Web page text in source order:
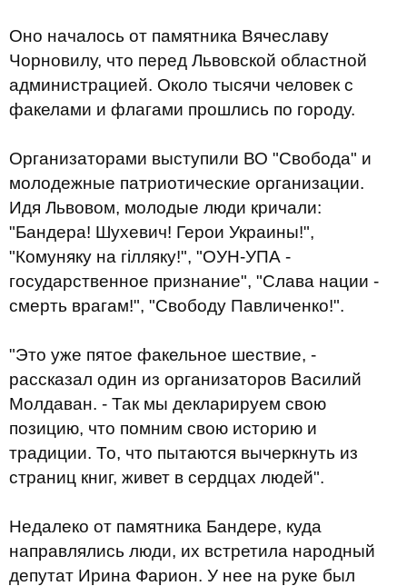
Оно началось от памятника Вячеславу
Чорновилу, что перед Львовской областной
администрацией. Около тысячи человек с
факелами и флагами прошлись по городу.
Организаторами выступили ВО "Свобода" и
молодежные патриотические организации.
Идя Львовом, молодые люди кричали:
"Бандера! Шухевич! Герои Украины!",
"Комуняку на гілляку!", "ОУН-УПА -
государственное признание", "Слава нации -
смерть врагам!", "Свободу Павличенко!".
"Это уже пятое факельное шествие, -
рассказал один из организаторов Василий
Молдаван. - Так мы декларируем свою
позицию, что помним свою историю и
традиции. То, что пытаются вычеркнуть из
страниц книг, живет в сердцах людей".
Недалеко от памятника Бандере, куда
направлялись люди, их встретила народный
депутат Ирина Фарион. У нее на руке был